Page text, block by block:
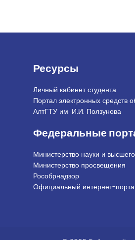
Ресурсы
Личный кабинет студента
Портал электронных средств
АлтГТУ им. И.И. Ползунова
Федеральные
Министерство науки и
Министерство просвещения
Рособрнадзор
Официальный интернет-